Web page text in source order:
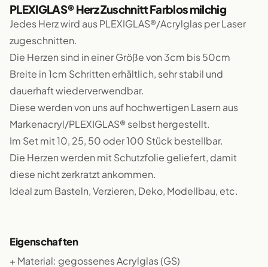
PLEXIGLAS® Herz Zuschnitt Farblos milchig
Jedes Herz wird aus PLEXIGLAS®/Acrylglas per Laser
zugeschnitten.
Die Herzen sind in einer Größe von 3cm bis 50cm
Breite in 1cm Schritten erhältlich, sehr stabil und
dauerhaft wiederverwendbar.
Diese werden von uns auf hochwertigen Lasern aus
Markenacryl/PLEXIGLAS® selbst hergestellt.
Im Set mit 10, 25, 50 oder 100 Stück bestellbar.
Die Herzen werden mit Schutzfolie geliefert, damit
diese nicht zerkratzt ankommen.
Ideal zum Basteln, Verzieren, Deko, Modellbau, etc.
Eigenschaften
+ Material: gegossenes Acrylglas (GS)